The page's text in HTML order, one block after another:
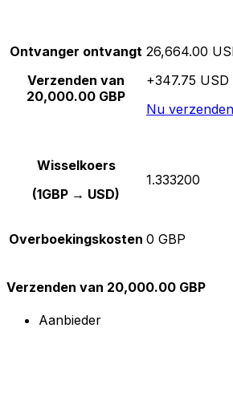
Ontvanger ontvangt
Verzenden van
20,000.00 GBP
26,664.00
+347.75 USD
Nu verzenden
Wisselkoers
(1GBP → USD)
1.333200
Overboekingskosten 0 GBP
Verzenden van 20,000.00 GBP
Aanbieder